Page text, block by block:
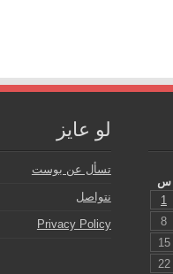
س
1
8
15
22
لو عايز
تسأل عن بوست
نتواصل
Privacy Policy